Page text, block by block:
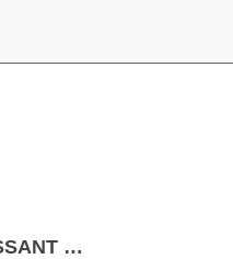
…